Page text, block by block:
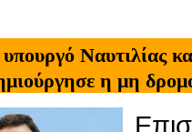
Ναυτιλίας
η μη